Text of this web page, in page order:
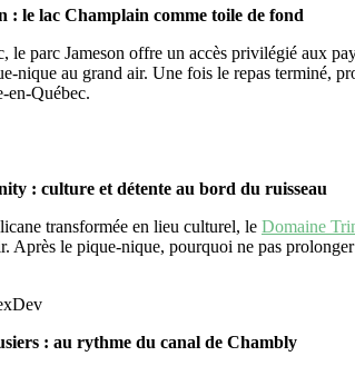
: le lac Champlain comme toile de fond
le parc Jameson offre un accès privilégié aux
nique au grand air. Une fois le repas terminé,
en-Québec.
: culture et détente au bord du ruisseau
transformée en lieu culturel, le Domaine
Après le pique-nique, pourquoi ne pas
: au rythme du canal de Chambly